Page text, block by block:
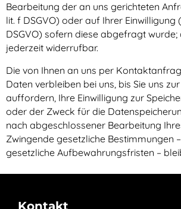
Bearbeitung der an uns gerichteten
lit. f DSGVO) oder auf Ihrer Einwilligung
DSGVO) sofern diese abgefragt wurde;
jederzeit widerrufbar.
Die von Ihnen an uns per
Daten verbleiben bei uns, bis Sie uns
auffordern, Ihre Einwilligung zur
oder der Zweck für die
nach abgeschlossener Bearbeitung
Zwingende gesetzliche Bestimmungen
gesetzliche Aufbewahrungsfristen –
Kontakt